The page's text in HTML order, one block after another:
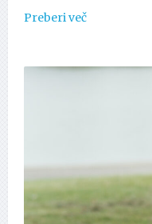
Preberi več